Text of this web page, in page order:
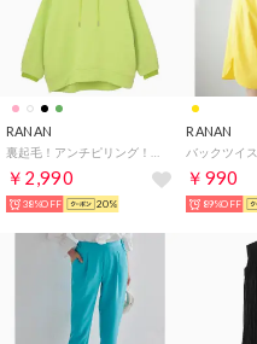
RANAN
￥2,990
38%OFF 20%
RANAN
￥990
89%OFF